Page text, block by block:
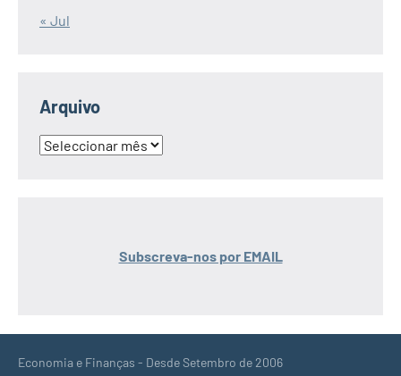
« Jul
Arquivo
Arquivo
Subscreva-nos por EMAIL
Economia e Finanças - Desde Setembro de 2006